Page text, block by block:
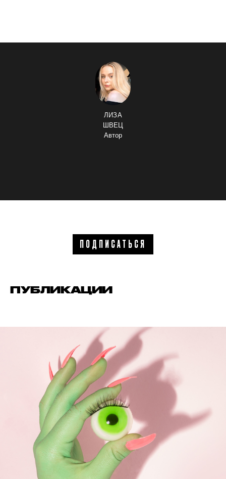
ЛИЗА
ШВЕЦ
Автор
ПОДПИСАТЬСЯ
ПУБЛИКАЦИИ